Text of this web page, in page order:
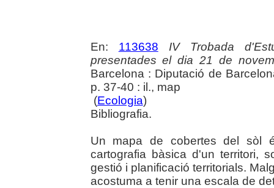
En: 113638
IV Trobada
presentades el dia 21 de
Barcelona : Diputació de
p. 37-40 : il., map
(Ecologia)
Bibliografia.
Un mapa de cobertes del sòl
cartografia bàsica d'un territori,
gestió i planificació territorials.
acostuma a tenir una escala de